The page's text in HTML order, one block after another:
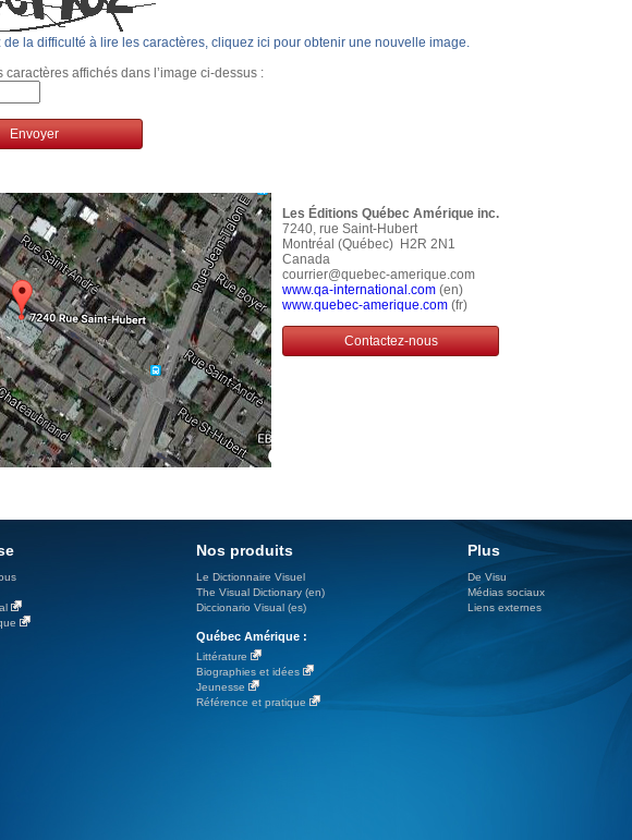
de la difficulté à lire les caractères, cliquez ici pour obtenir une nouvelle image.
caractères affichés dans l’image ci-dessus :
Envoyer
Les Éditions Québec Amérique inc.
7240, rue Saint-Hubert
Montréal (Québec) H2R 2N1
Canada
courrier@quebec-amerique.com
www.qa-international.com (en)
www.quebec-amerique.com (fr)
Contactez-nous
Nos produits
Le Dictionnaire Visuel
The Visual Dictionary (en)
Diccionario Visual (es)
Québec Amérique :
Littérature
Biographies et idées
Jeunesse
Référence et pratique
Plus
De Visu
Médias sociaux
Liens externes